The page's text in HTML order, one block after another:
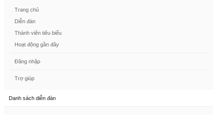
Trang chủ
Diễn đàn
Thành viên tiêu biểu
Hoạt động gần đây
Đăng nhập
Trợ giúp
Danh sách diễn đàn